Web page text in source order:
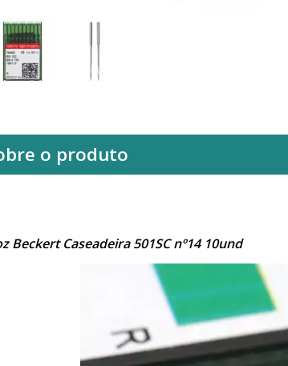
o produto
Beckert Caseadeira 501SC nº14 10und